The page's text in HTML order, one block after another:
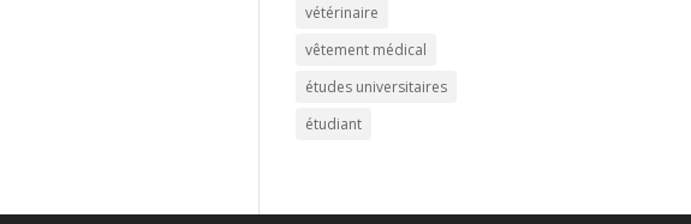
vétérinaire
vêtement médical
études universitaires
étudiant